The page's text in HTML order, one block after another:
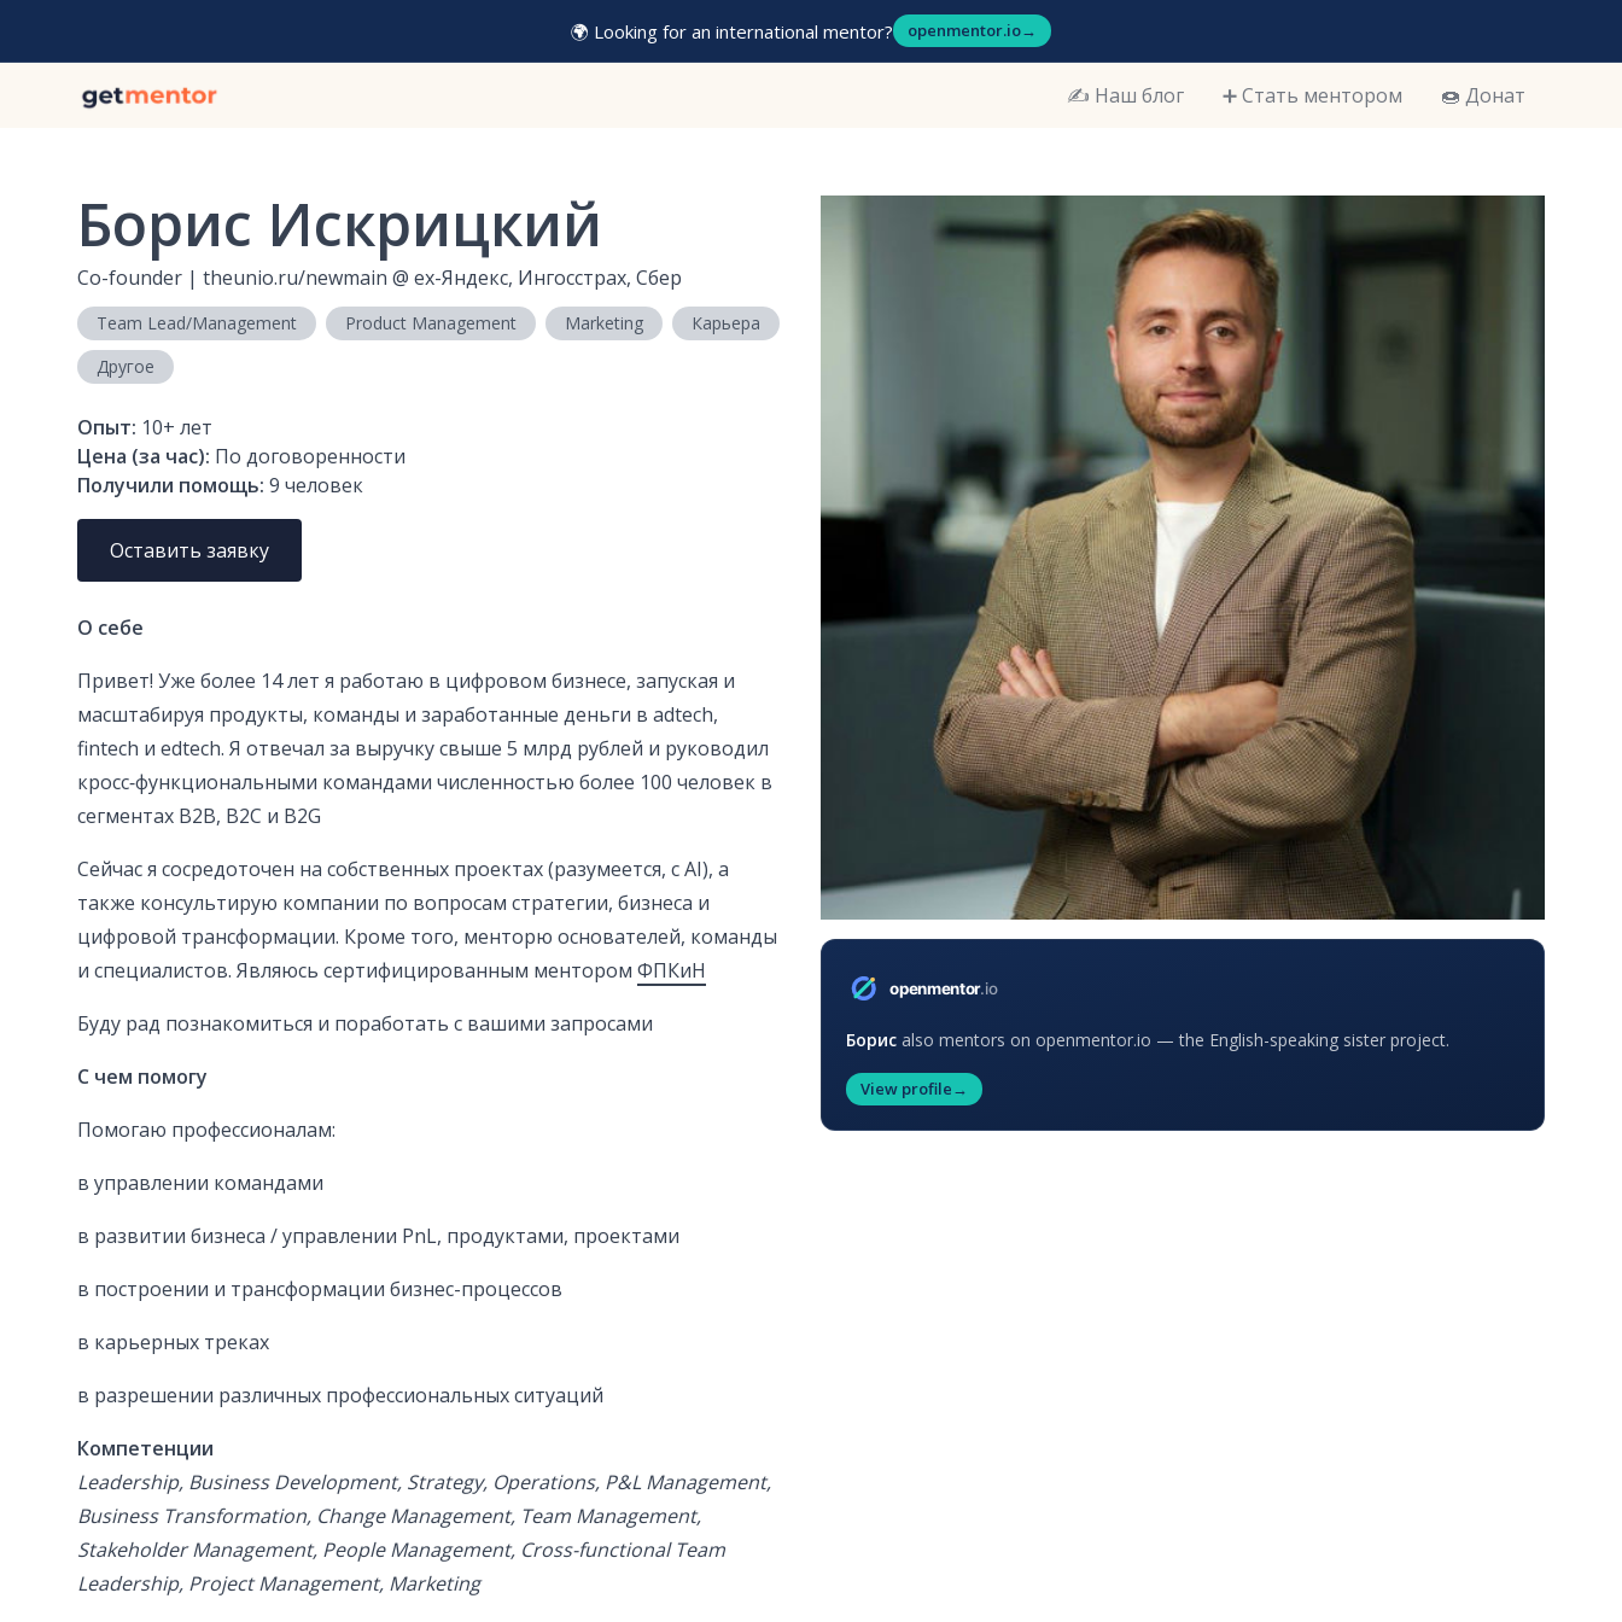
🌍 Looking for an international mentor? openmentor.io→
✍️ Наш блог ➕ Стать ментором 🍩 Донат
Борис Искрицкий
Co-founder | theunio.ru/newmain @ ex-Яндекс, Ингосстрах, Сбер
Team Lead/Management Product Management Marketing
Карьера
Другое
Опыт: 10+ лет
Цена (за час): По договоренности
Получили помощь: 9 человек
Оставить заявку
О себе
Привет! Уже более 14 лет я работаю в цифровом бизнесе, запуская и
масштабируя продукты, команды и заработанные деньги в adtech,
fintech и edtech. Я отвечал за выручку свыше 5 млрд рублей и руководил
кросс‑функциональными командами численностью более 100 человек в
сегментах B2B, B2C и B2G
Сейчас я сосредоточен на собственных проектах (разумеется, с AI), а
также консультирую компании по вопросам стратегии, бизнеса и
цифровой трансформации. Кроме того, менторю основателей, команды
и специалистов. Являюсь сертифицированным ментором ФПКиН
Буду рад познакомиться и поработать с вашими запросами
С чем помогу
Помогаю профессионалам:
в управлении командами
в развитии бизнеса / управлении PnL, продуктами, проектами
в построении и трансформации бизнес-процессов
в карьерных треках
в разрешении различных профессиональных ситуаций
Компетенции
Leadership, Business Development, Strategy, Operations, P&L Management,
Business Transformation, Change Management, Team Management,
Stakeholder Management, People Management, Cross-functional Team
Leadership, Project Management, Marketing
Борис also mentors on openmentor.io — the English-speaking sister project.
View profile→